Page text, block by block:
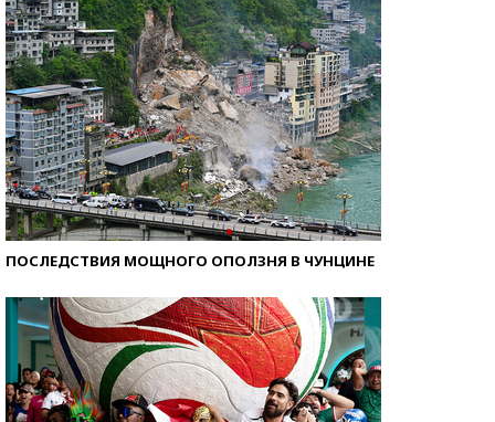
ПОСЛЕДСТВИЯ МОЩНОГО ОПОЛЗНЯ В ЧУНЦИНЕ